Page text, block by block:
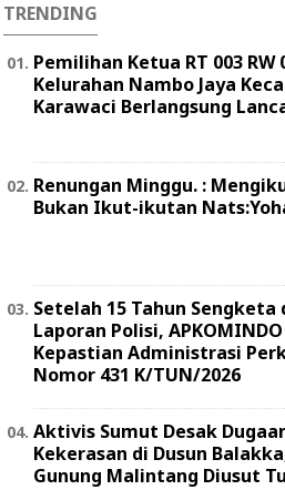
TRENDING
Pemilihan Ketua RT 003 RW
Kelurahan Nambo Jaya
Karawaci Berlangsung
Renungan Minggu. :
Bukan Ikut-ikutan
Setelah 15 Tahun Sengketa
Laporan Polisi,
Kepastian Administrasi
Nomor 431 K/TUN/2026
Aktivis Sumut Desak
Kekerasan di Dusun
Gunung Malintang Diusut